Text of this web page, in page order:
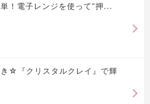
！電子レンジを使って”押...
☆『クリスタルクレイ』で輝